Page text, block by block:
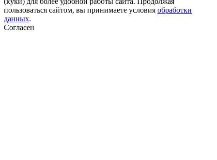
пользоваться сайтом, вы принимаете условия обработки
данных.
Согласен